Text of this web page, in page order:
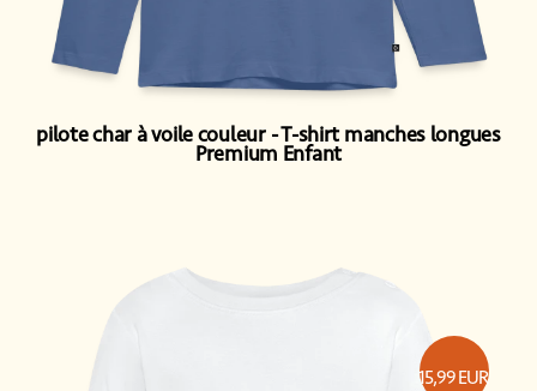
pilote char à voile couleur T-shirt manches longues
Premium Enfant
15,99EUR